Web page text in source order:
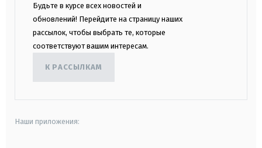
Будьте в курсе всех новостей и
обновлений! Перейдите на страницу наших
рассылок, чтобы выбрать те, которые
соответствуют вашим интересам.
К РАССЫЛКАМ
Наши приложения: